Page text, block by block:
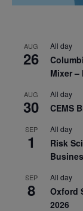
AUG
26
All day
Mixer –
AUG
30
All day
CEMS
SEP
1
All day
Risk
SEP
8
All day
Oxford
2026